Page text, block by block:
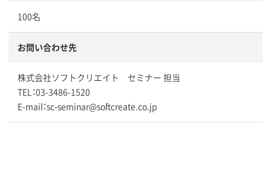
100名
お問い合わせ先
株式会社ソフトクリエイト セミナー 担当
TEL：03-3486-1520
E-mail：sc-seminar@softcreate.co.jp